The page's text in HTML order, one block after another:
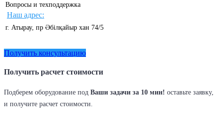
Вопросы и техподдержка
Наш адрес:
г. Атырау, пр Әбілқайыр хан 74/5
Получить консультацию
Получить расчет стоимости
Подберем оборудование под Ваши задачи за 10 мин! оставьте заявку,
и получите расчет стоимости.